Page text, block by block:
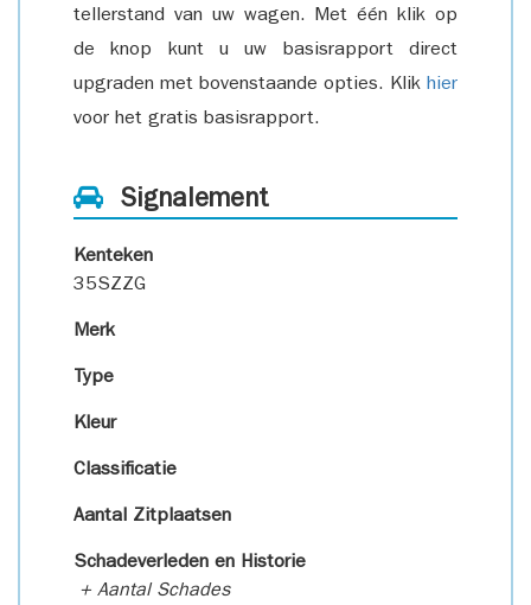
tellerstand van uw wagen. Met één klik op
de knop kunt u uw basisrapport direct
upgraden met bovenstaande opties. Klik hier
voor het gratis basisrapport.
Signalement
Kenteken
35SZZG
Merk
Type
Kleur
Classificatie
Aantal Zitplaatsen
Schadeverleden en Historie
+ Aantal Schades